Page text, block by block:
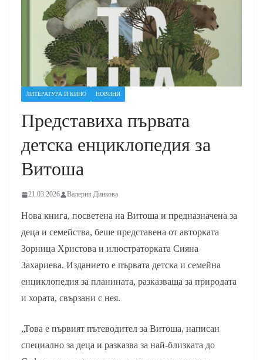
ЛИТЕРАТУРА И КИНО НОВИНИ
Представиха първата
детска енциклопедия за
Витоша
21.03.2026 Валерия Динкова
Нова книга, посветена на Витоша и предназначена за
деца и семейства, беше представена от авторката
Зорница Христова и илюстраторката Сияна
Захариева. Изданието е първата детска и семейна
енциклопедия за планината, разказваща за природата
и хората, свързани с нея.
„Това е първият пътеводител за Витоша, написан
специално за деца и разказва за най-близката до